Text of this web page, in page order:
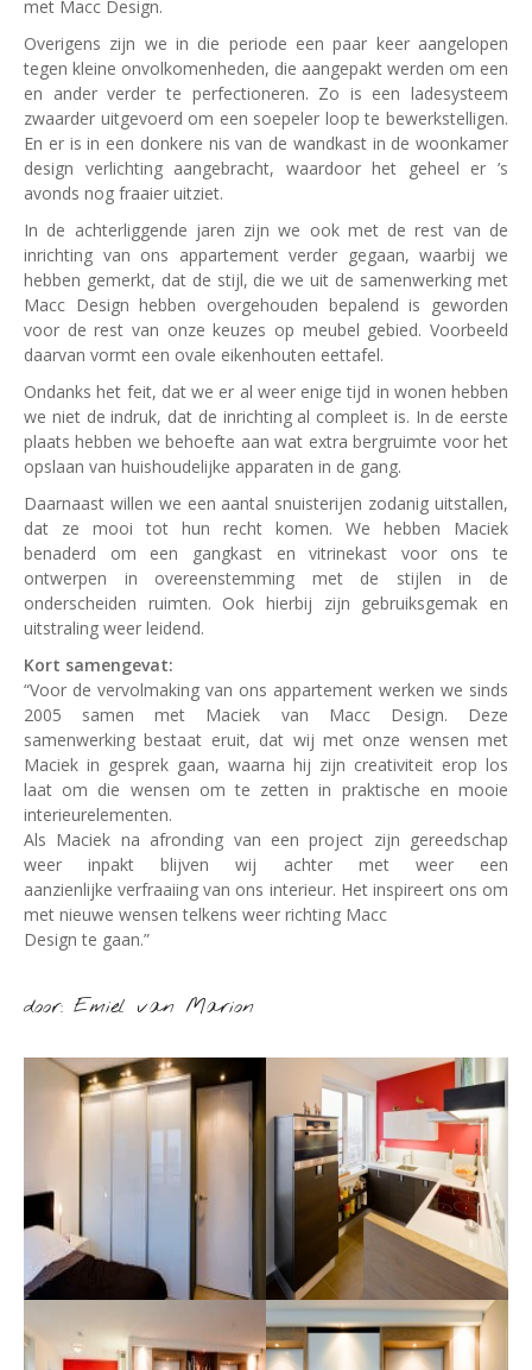
met Macc Design.
Overigens zijn we in die periode een paar keer aangelopen
tegen kleine onvolkomenheden, die aangepakt werden om een
en ander verder te perfectioneren. Zo is een ladesysteem
zwaarder uitgevoerd om een soepeler loop te bewerkstelligen.
En er is in een donkere nis van de wandkast in de woonkamer
design verlichting aangebracht, waardoor het geheel er ’s
avonds nog fraaier uitziet.
In de achterliggende jaren zijn we ook met de rest van de
inrichting van ons appartement verder gegaan, waarbij we
hebben gemerkt, dat de stijl, die we uit de samenwerking met
Macc Design hebben overgehouden bepalend is geworden
voor de rest van onze keuzes op meubel gebied. Voorbeeld
daarvan vormt een ovale eikenhouten eettafel.
Ondanks het feit, dat we er al weer enige tijd in wonen hebben
we niet de indruk, dat de inrichting al compleet is. In de eerste
plaats hebben we behoefte aan wat extra bergruimte voor het
opslaan van huishoudelijke apparaten in de gang.
Daarnaast willen we een aantal snuisterijen zodanig uitstallen,
dat ze mooi tot hun recht komen. We hebben Maciek
benaderd om een gangkast en vitrinekast voor ons te
ontwerpen in overeenstemming met de stijlen in de
onderscheiden ruimten. Ook hierbij zijn gebruiksgemak en
uitstraling weer leidend.
Kort samengevat:
“Voor de vervolmaking van ons appartement werken we sinds
2005 samen met Maciek van Macc Design. Deze
samenwerking bestaat eruit, dat wij met onze wensen met
Maciek in gesprek gaan, waarna hij zijn creativiteit erop los
laat om die wensen om te zetten in praktische en mooie
interieurelementen.
Als Maciek na afronding van een project zijn gereedschap
weer inpakt blijven wij achter met weer een
aanzienlijke verfraaiing van ons interieur. Het inspireert ons om
met nieuwe wensen telkens weer richting Macc
Design te gaan.”
door: Emiel van Marion